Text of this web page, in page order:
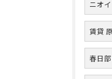
ニオ
賃貸
春日